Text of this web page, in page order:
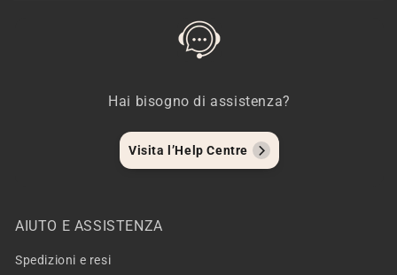
Hai bisogno di assistenza?
Visita l’Help Centre
AIUTO E ASSISTENZA
Spedizioni e resi